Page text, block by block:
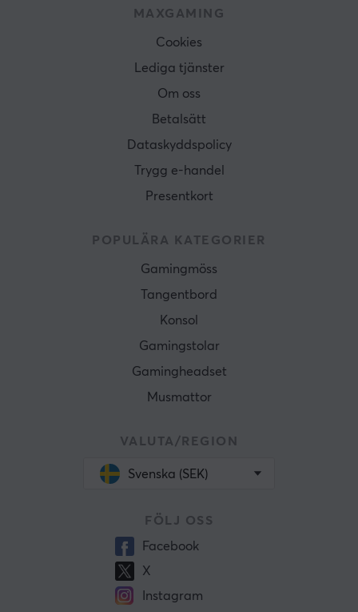
MAXGAMING
Cookies
Lediga tjänster
Om oss
Betalsätt
Dataskyddspolicy
Trygg e-handel
Presentkort
POPULÄRA KATEGORIER
Gamingmöss
Tangentbord
Konsol
Gamingstolar
Gamingheadset
Musmattor
VALUTA/REGION
Svenska (SEK)
FÖLJ OSS
Facebook
X
Instagram